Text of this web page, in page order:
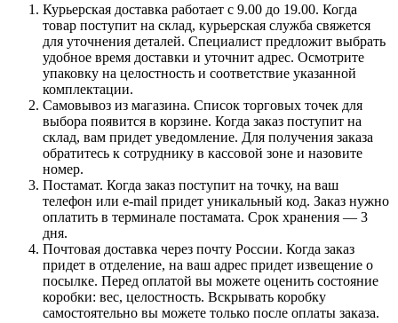
Курьерская доставка работает с 9.00 до 19.00. Когда
товар поступит на склад, курьерская служба свяжется
для уточнения деталей. Специалист предложит выбрать
удобное время доставки и уточнит адрес. Осмотрите
упаковку на целостность и соответствие указанной
комплектации.
Самовывоз из магазина. Список торговых точек для
выбора появится в корзине. Когда заказ поступит на
склад, вам придет уведомление. Для получения заказа
обратитесь к сотруднику в кассовой зоне и назовите
номер.
Постамат. Когда заказ поступит на точку, на ваш
телефон или e-mail придет уникальный код. Заказ нужно
оплатить в терминале постамата. Срок хранения — 3
дня.
Почтовая доставка через почту России. Когда заказ
придет в отделение, на ваш адрес придет извещение о
посылке. Перед оплатой вы можете оценить состояние
коробки: вес, целостность. Вскрывать коробку
самостоятельно вы можете только после оплаты заказа.